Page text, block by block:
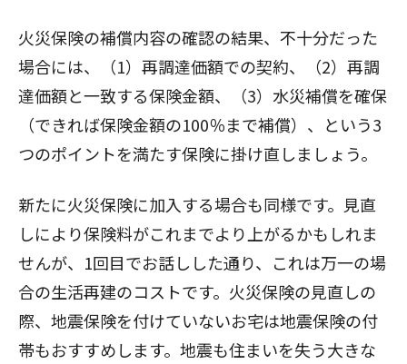
火災保険の補償内容の確認の結果、不十分だった
場合には、（1）再調達価額での契約、（2）再調
達価額と一致する保険金額、（3）水災補償を確保
（できれば保険金額の100％まで補償）、という3
つのポイントを満たす保険に掛け直しましょう。
新たに火災保険に加入する場合も同様です。見直
しにより保険料がこれまでより上がるかもしれま
せんが、 1回目でお話しした通り、これは万一の場
合の生活再建のコストです。火災保険の見直しの
際、地震保険を付けていないお宅は地震保険の付
帯もおすすめします。地震も住まいを失う大きな